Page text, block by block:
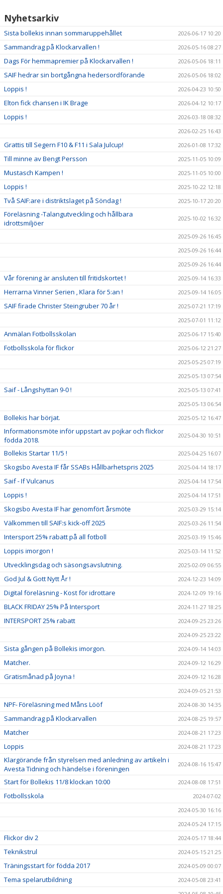
FÖRSÄKRINGAR
MEDLEMSAVGIFTER
Nyhetsarkiv
Sista bollekis innan sommaruppehållet 2026-06-17 10:20
Sammandrag på Klockarvallen ! 2026-05-16 08:27
Dags För hemmapremier på Klockarvallen ! 2026-05-06 18:11
SAIF hedrar sin bortgångna hedersordförande 2026-05-06 18:02
Loppis ! 2026-04-23 10:50
Elton fick chansen i IK Brage 2026-04-12 10:17
Loppis !
2026-03-18 08:32
2026-02-25 16:43
Grattis till Segern F10 & F11 i Sala Julcup! 2026-01-08 17:32
Till minne av Bengt Persson 2025-11-05 10:09
Mustasch Kampen ! 2025-11-05 10:00
Loppis ! 2025-10-22 12:18
Två SAIF:are i distriktslaget på Söndag ! 2025-10-17 20:20
Föreläsning -Talangutveckling och hållbara
idrottsmiljöer
2025-10-02 16:32
2025-09-26 16:45
2025-09-26 16:44
2025-09-26 16:44
Vår förening är ansluten till fritidskortet ! 2025-09-14 16:33
Herrarna Vinner Serien , Klara för 5:an ! 2025-09-14 16:05
SAIF firade Christer Steingruber 70 år !
2025-07-21 17:19
2025-07-01 11:12
Anmälan Fotbollsskolan 2025-06-17 15:40
Fotbollsskola för flickor
2025-06-12 21:27
2025-05-25 07:19
2025-05-13 07:54
Saif - Långshyttan 9-0 !
2025-05-13 07:41
2025-05-13 06:54
Bollekis har börjat. 2025-05-12 16:47
Informationsmöte inför uppstart av pojkar och flickor
födda 2018.
2025-04-30 10:51
Bollekis Startar 11/5 ! 2025-04-25 16:07
Skogsbo Avesta IF får SSABs Hållbarhetspris 2025 2025-04-14 18:17
Saif - If Vulcanus 2025-04-14 17:54
Loppis ! 2025-04-14 17:51
Skogsbo Avesta IF har genomfört årsmöte 2025-03-29 15:14
Välkommen till SAIF:s kick-off 2025 2025-03-26 11:54
Intersport 25% rabatt på all fotboll 2025-03-19 15:46
Loppis imorgon ! 2025-03-14 11:52
Utvecklingsdag och säsongsavslutning. 2025-02-09 06:55
God Jul & Gott Nytt År ! 2024-12-23 14:09
Digital föreläsning - Kost för idrottare 2024-12-09 19:16
BLACK FRIDAY 25% På Intersport 2024-11-27 18:25
INTERSPORT 25% rabatt
2024-09-25 23:26
2024-09-25 23:22
Sista gången på Bollekis imorgon. 2024-09-14 14:03
Matcher. 2024-09-12 16:29
Gratismånad på Joyna !
2024-09-12 16:28
2024-09-05 21:53
NPF- Föreläsning med Måns Lööf 2024-08-30 14:35
Sammandrag på Klockarvallen 2024-08-25 19:57
Matcher 2024-08-21 17:23
Loppis 2024-08-21 17:23
Klargörande från styrelsen med anledning av artikeln i
Avesta Tidning och händelse i föreningen
2024-08-16 15:47
Start för Bollekis 11/8 klockan 10:00 2024-08-08 17:51
Fotbollsskola
2024-07-02
2024-05-30 16:16
2024-05-24 17:15
Flickor div 2 2024-05-17 18:44
Teknikstrul 2024-05-15 21:25
Träningsstart för födda 2017 2024-05-09 00:07
Tema spelarutbildning
2024-05-08 23:41